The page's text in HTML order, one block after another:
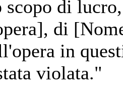
scopo di
di
in
violata."